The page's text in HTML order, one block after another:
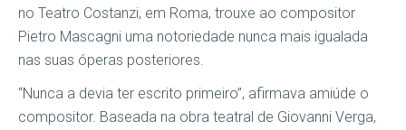
no Teatro Costanzi, em Roma, trouxe ao compositor
Pietro Mascagni uma notoriedade nunca mais igualada
nas suas óperas posteriores.
“Nunca a devia ter escrito primeiro”, afirmava amiúde o
compositor. Baseada na obra teatral de Giovanni Verga,